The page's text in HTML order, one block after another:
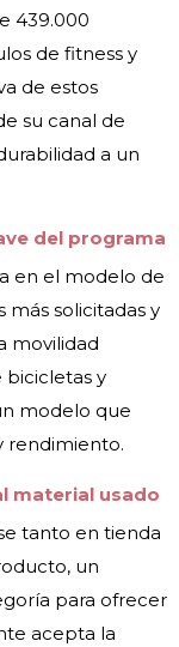
439.000
de fitness y
de estos
su canal de
a un
del programa
en el modelo de
más solicitadas y
movilidad
bicicletas y
modelo que
rendimiento.
material usado
tanto en tienda
un
para ofrecer
acepta la